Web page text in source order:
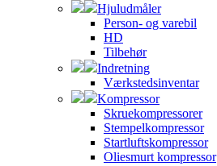
Hjuludmåler
Person- og varebil
HD
Tilbehør
Indretning
Værkstedsinventar
Kompressor
Skruekompressorer
Stempelkompressor
Startluftskompressor
Oliesmurt kompressor